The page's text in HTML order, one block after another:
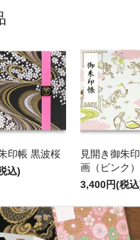
印帳 黒波桜
込)
見開き御朱
画（ピンク）
3,400円(税